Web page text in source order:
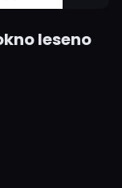
leseno